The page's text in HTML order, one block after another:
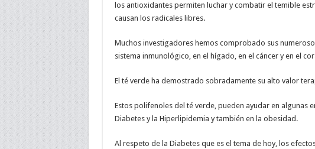
los antioxidantes permiten luchar y combatir el temible
causan los radicales libres.
Muchos investigadores hemos comprobado sus
sistema inmunológico, en el hígado, en el cáncer y en el
El té verde ha demostrado sobradamente su alto valor
Estos polifenoles del té verde, pueden ayudar en algunas
Diabetes y la Hiperlipidemia y también en la obesidad.
Al respeto de la Diabetes que es el tema de hoy, los